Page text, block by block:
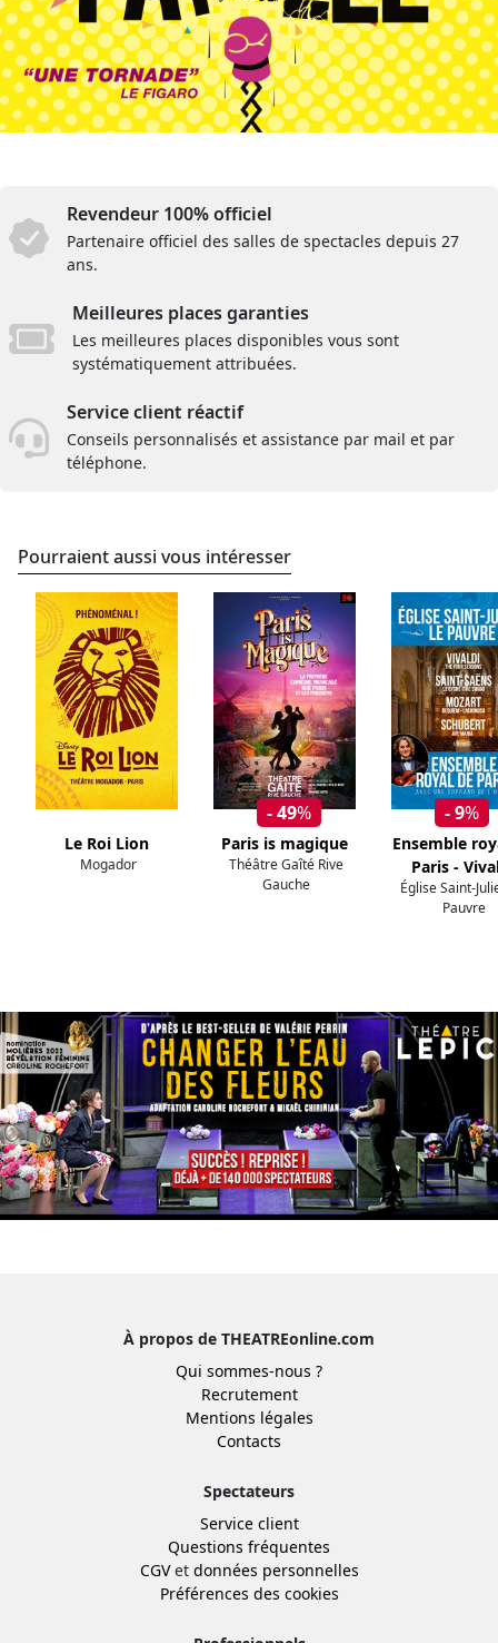
Revendeur 100% officiel
Partenaire officiel des salles de spectacles depuis 27
ans.
Meilleures places garanties
Les meilleures places disponibles vous sont
systématiquement attribuées.
Service client réactif
Conseils personnalisés et assistance par mail et par
téléphone.
Pourraient aussi vous intéresser
Le Roi Lion
Mogador
- 49%
Paris is magique
Théâtre Gaîté Rive
Gauche
- 9%
Ensemble
Paris -
Église Saint-
Pauvre
À propos de THEATREonline.com
Qui sommes-nous ?
Recrutement
Mentions légales
Contacts
Spectateurs
Service client
Questions fréquentes
CGVet données personnelles
Préférences des cookies